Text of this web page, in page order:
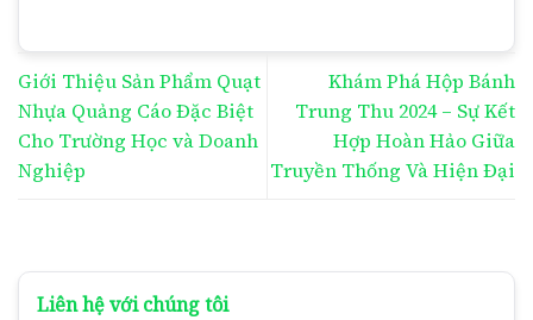
Giới Thiệu Sản Phẩm Quạt
Nhựa Quảng Cáo Đặc Biệt
Cho Trường Học và Doanh
Nghiệp
Khám Phá Hộp Bánh
Trung Thu 2024 – Sự Kết
Hợp Hoàn Hảo Giữa
Truyền Thống Và Hiện Đại
Liên hệ với chúng tôi